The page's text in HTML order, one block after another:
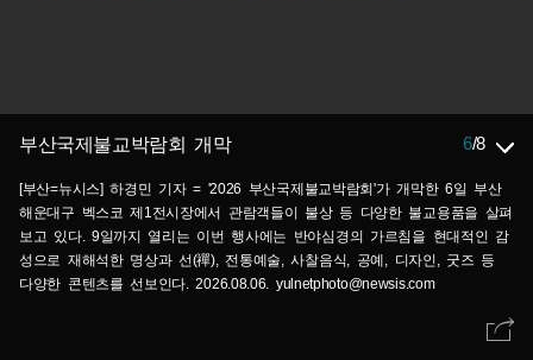
부산국제불교박람회 개막 6/8
[부산=뉴시스] 하경민 기자 = '2026 부산국제불교박람회'가 개막한 6일 부산
해운대구 벡스코 제1전시장에서 관람객들이 불상 등 다양한 불교용품을 살펴
보고 있다. 9일까지 열리는 이번 행사에는 반야심경의 가르침을 현대적인 감
성으로 재해석한 명상과 선(禪), 전통예술, 사찰음식, 공예, 디자인, 굿즈 등
다양한 콘텐츠를 선보인다. 2026.08.06. yulnetphoto@newsis.com